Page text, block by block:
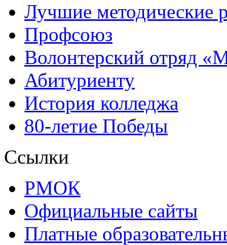
Лучшие методические
Профсоюз
Волонтерский отряд
Абитуриенту
История колледжа
80-летие Победы
Ссылки
РМОК
Официальные сайты
Платные